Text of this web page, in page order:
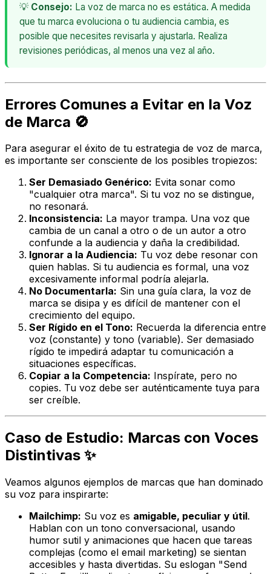
💡 Consejo: La voz de marca no es estática. A medida
que tu marca evoluciona o tu audiencia cambia, es
posible que necesites revisarla y ajustarla. Realiza
revisiones periódicas, al menos una vez al año.
Errores Comunes a Evitar en la Voz
de Marca 🚫
Para asegurar el éxito de tu estrategia de voz de marca,
es importante ser consciente de los posibles tropiezos:
Ser Demasiado Genérico: Evita sonar como
"cualquier otra marca". Si tu voz no se distingue,
no resonará.
Inconsistencia: La mayor trampa. Una voz que
cambia de un canal a otro o de un autor a otro
confunde a la audiencia y daña la credibilidad.
Ignorar a la Audiencia: Tu voz debe resonar con
quien hablas. Si tu audiencia es formal, una voz
excesivamente informal podría alejarla.
No Documentarla: Sin una guía clara, la voz de
marca se disipa y es difícil de mantener con el
crecimiento del equipo.
Ser Rígido en el Tono: Recuerda la diferencia entre
voz (constante) y tono (variable). Ser demasiado
rígido te impedirá adaptar tu comunicación a
situaciones específicas.
Copiar a la Competencia: Inspírate, pero no
copies. Tu voz debe ser auténticamente tuya para
ser creíble.
Caso de Estudio: Marcas con Voces
Distintivas ✨
Veamos algunos ejemplos de marcas que han dominado
su voz para inspirarte:
Mailchimp: Su voz es amigable, peculiar y útil.
Hablan con un tono conversacional, usando
humor sutil y animaciones que hacen que tareas
complejas (como el email marketing) se sientan
accesibles y hasta divertidas. Su eslogan "Send